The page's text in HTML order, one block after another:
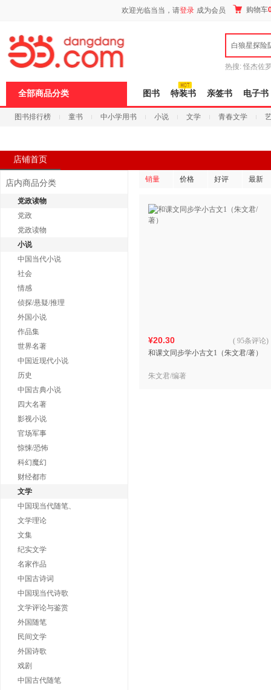
欢迎光临当当，请登录 成为会员 购物车
白狼星探险
热搜: 怪杰佐
全部商品分类 图书 特装书 亲签书 电子书
图书排行榜 童书 中小学用书 小说 文学 青春文学
店铺首页
店内商品分类
党政读物
党政
党政读物
小说
中国当代小说
社会
情感
侦探/悬疑/推理
外国小说
作品集
世界名著
中国近现代小说
历史
中国古典小说
四大名著
影视小说
官场军事
惊悚/恐怖
科幻魔幻
财经都市
文学
中国现当代随笔、
文学理论
文集
纪实文学
名家作品
中国古诗词
中国现当代诗歌
文学评论与鉴赏
外国随笔
民间文学
外国诗歌
戏剧
中国古代随笔
销量 价格 好评 最新
¥20.30
和课文同步学小古文1（朱文君/著）
( 95条评论)
朱文君/编著
页
浪
键
打